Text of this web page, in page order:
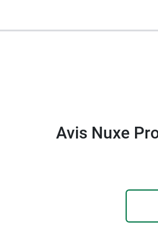
ml
Avis Nuxe